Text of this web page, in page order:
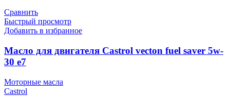
Сравнить
Быстрый просмотр
Добавить в избранное
Масло для двигателя Castrol vecton fuel saver 5w-
30 e7
Моторные масла
Castrol